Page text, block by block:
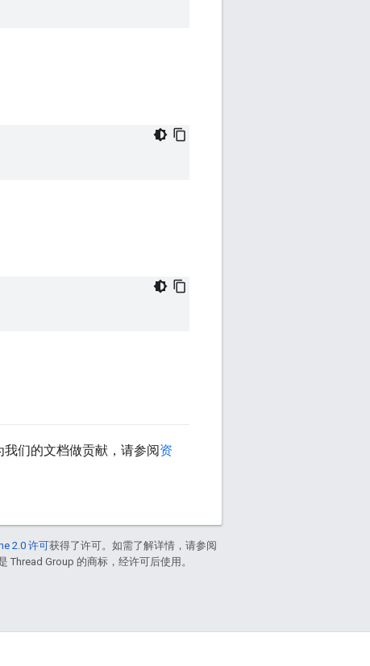
们的文档做贡献，请参阅资
2.0 许可获得了许可。如需了解详情，请参阅
Thread Group 的商标，经许可后使用。